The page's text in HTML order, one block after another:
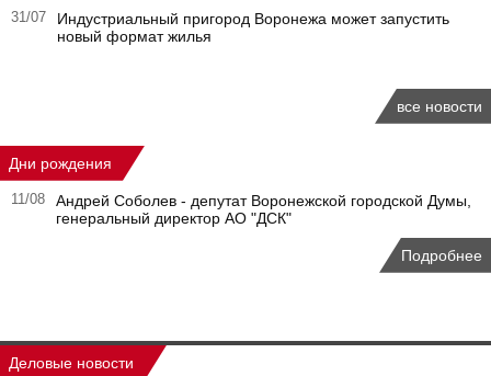
31/07
Индустриальный пригород Воронежа может запустить
новый формат жилья
все новости
Дни рождения
11/08
Андрей Соболев - депутат Воронежской городской Думы,
генеральный директор АО "ДСК"
Подробнее
Деловые новости